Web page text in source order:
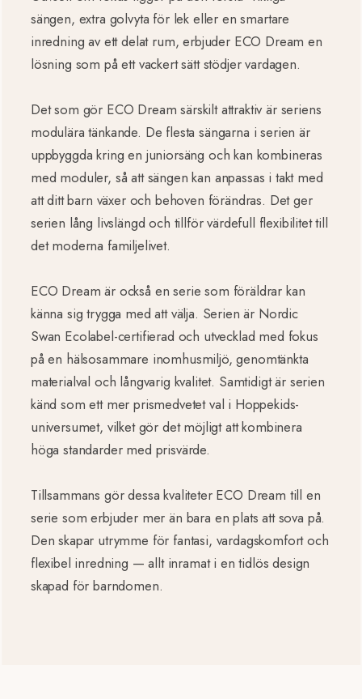
sängen, extra golvyta för lek eller en smartare
inredning av ett delat rum, erbjuder ECO Dream en
lösning som på ett vackert sätt stödjer vardagen.
Det som gör ECO Dream särskilt attraktiv är seriens
modulära tänkande. De flesta sängarna i serien är
uppbyggda kring en juniorsäng och kan kombineras
med moduler, så att sängen kan anpassas i takt med
att ditt barn växer och behoven förändras. Det ger
serien lång livslängd och tillför värdefull flexibilitet till
det moderna familjelivet.
ECO Dream är också en serie som föräldrar kan
känna sig trygga med att välja. Serien är Nordic
Swan Ecolabel-certifierad och utvecklad med fokus
på en hälsosammare inomhusmiljö, genomtänkta
materialval och långvarig kvalitet. Samtidigt är serien
känd som ett mer prismedvetet val i Hoppekids-
universumet, vilket gör det möjligt att kombinera
höga standarder med prisvärde.
Tillsammans gör dessa kvaliteter ECO Dream till en
serie som erbjuder mer än bara en plats att sova på.
Den skapar utrymme för fantasi, vardagskomfort och
flexibel inredning — allt inramat i en tidlös design
skapad för barndomen.